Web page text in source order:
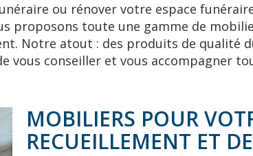
ou rénover votre espace
proposons toute une gamme de
Notre atout : des produits de qualité
vous conseiller et vous accompagner
MOBILIERS POUR
RECUEILLEMENT ET